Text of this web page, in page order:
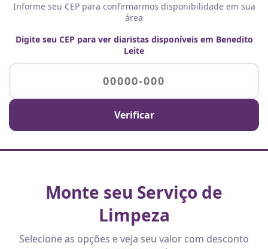
Informe seu CEP para confirmarmos disponibilidade em sua
área
Digite seu CEP para ver diaristas disponíveis em Benedito
Leite
Verificar
Monte seu Serviço de
Limpeza
Selecione as opções e veja seu valor com desconto